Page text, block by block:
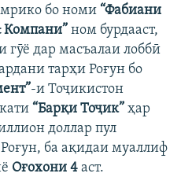
бо номи “Фабиани
Компани” ном бурдааст,
гӯё дар масъалаи лоббӣ
тарҳи Роғун бо
-и Тоҷикистон
“Барқи Тоҷик” ҳар
доллар пул
ба ақидаи муаллиф
Оғохони 4 аст.